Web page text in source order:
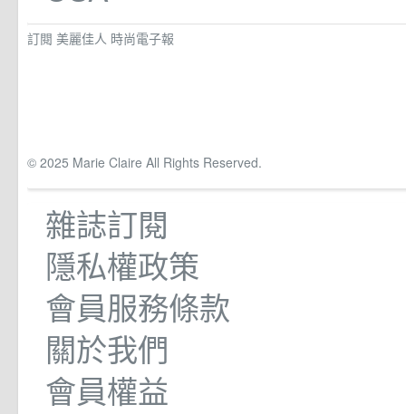
訂閱 美麗佳人 時尚電子報
© 2025 Marie Claire All Rights Reserved.
雜誌訂閱
隱私權政策
會員服務條款
關於我們
會員權益